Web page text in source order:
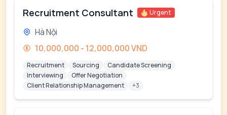
Recruitment Consultant Urgent
Hà Nội
10,000,000 - 12,000,000 VND
Recruitment Sourcing
Candidate Screening
Interviewing
Offer Negotiation
Client Relationship Management
+3